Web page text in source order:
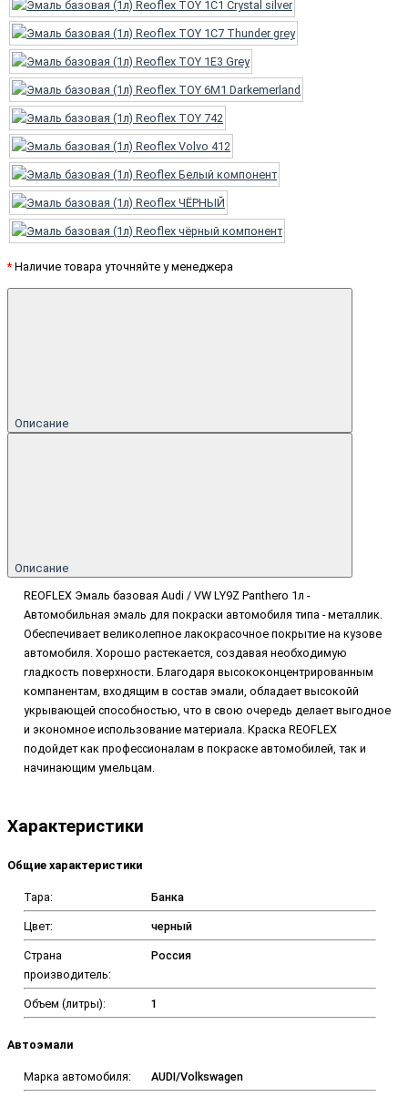
* Наличие товара уточняйте у менеджера
Описание
Описание
REOFLEX Эмаль базовая Audi / VW LY9Z Panthero 1л -
Автомобильная эмаль для покраски автомобиля типа - металлик.
Обеспечивает великолепное лакокрасочное покрытие на кузове
автомобиля. Хорошо растекается, создавая необходимую
гладкость поверхности. Благодаря высококонцентрированным
компанентам, входящим в состав эмали, обладает высокойй
укрывающей способностью, что в свою очередь делает выгодное
и экономное использование материала. Краска REOFLEX
подойдет как профессионалам в покраске автомобилей, так и
начинающим умельцам.
Характеристики
Общие характеристики
Тара: Банка
Цвет: черный
Страна
производитель:
Россия
Объем (литры): 1
Автоэмали
Марка автомобиля: AUDI/Volkswagen